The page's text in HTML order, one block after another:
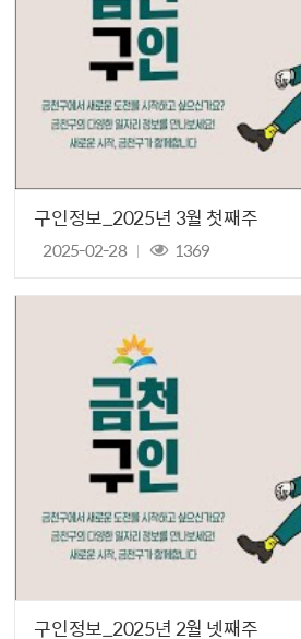
구인정보_2025년 3월 첫째주
2025-02-28 1369
구인정보_2025년 2월 넷째주